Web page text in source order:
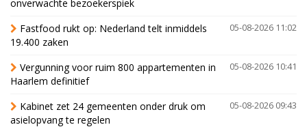
onverwachte bezoekerspiek
05-08-2026 11:02
Fastfood rukt op: Nederland telt inmiddels
19.400 zaken
05-08-2026 10:41
Vergunning voor ruim 800 appartementen in
Haarlem definitief
05-08-2026 09:43
Kabinet zet 24 gemeenten onder druk om
asielopvang te regelen